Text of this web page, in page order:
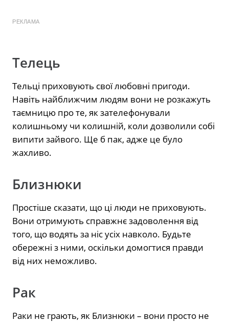
РЕКЛАМА
Телець
Тельці приховують свої любовні пригоди.
Навіть найближчим людям вони не розкажуть
таємницю про те, як зателефонували
колишньому чи колишній, коли дозволили собі
випити зайвого. Ще б пак, адже це було
жахливо.
Близнюки
Простіше сказати, що ці люди не приховують.
Вони отримують справжнє задоволення від
того, що водять за ніс усіх навколо. Будьте
обережні з ними, оскільки домогтися правди
від них неможливо.
Рак
Раки не грають, як Близнюки – вони просто не